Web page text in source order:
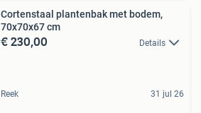
Cortenstaal plantenbak met bodem,
70x70x67 cm
€ 230,00 Details
Reek 31 jul 26